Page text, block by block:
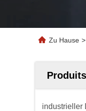
Zu Hause >
Produits
industrieller